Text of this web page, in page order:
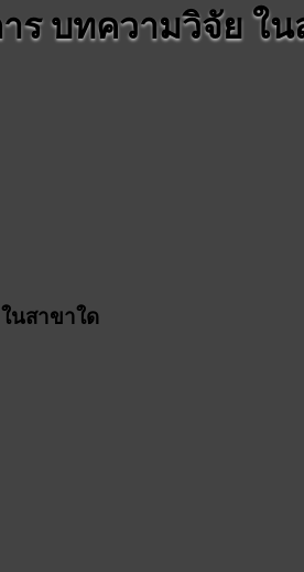
ร บทความวิจัย ใน
นสาขาใด